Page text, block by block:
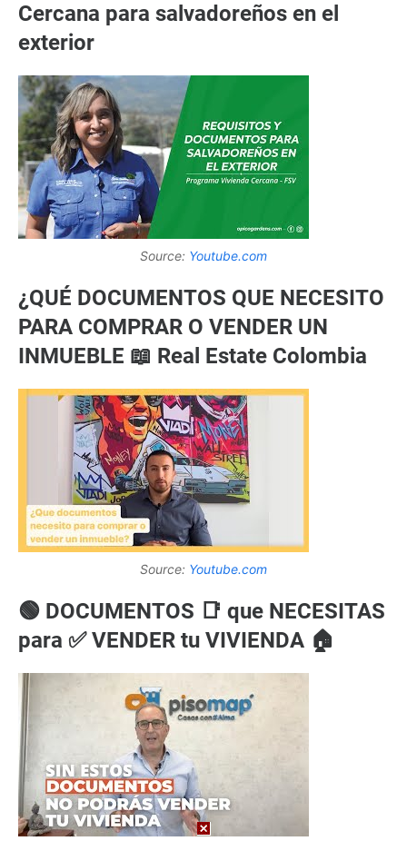
Cercana para salvadoreños en el
exterior
Source: Youtube.com
¿QUÉ DOCUMENTOS QUE NECESITO
PARA COMPRAR O VENDER UN
INMUEBLE 📖 Real Estate Colombia
Source: Youtube.com
🟢 DOCUMENTOS 📑 que NECESITAS
para ✅ VENDER tu VIVIENDA 🏠